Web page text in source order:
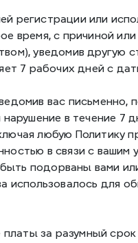
регистрации или
время, с причиной или
уведомив другую
7 рабочих дней с
вас письменно,
в течение 7
любую Политику
в связи с вашим
подорваны вами
использовалось для
за разумный